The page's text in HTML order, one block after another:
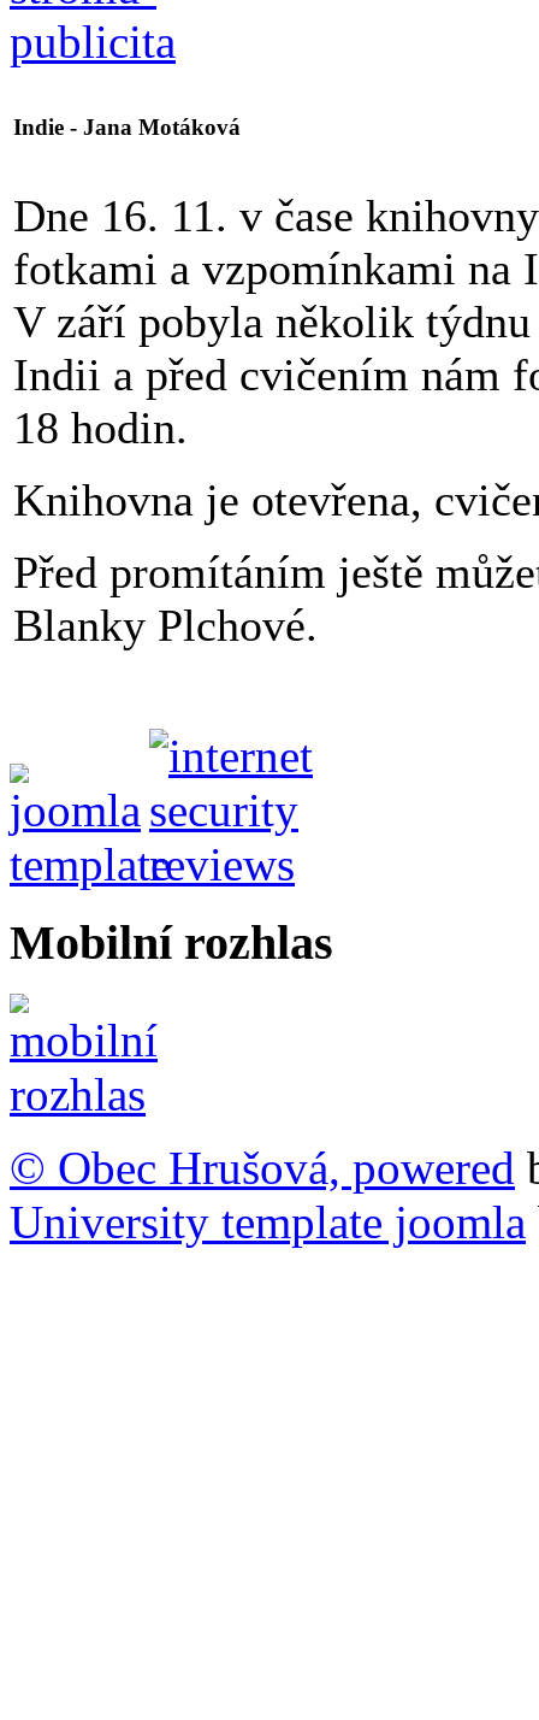
Indie - Jana Motáková
Dne 16. 11. v čase
fotkami a vzpomínkami na
V září pobyla několik týdnu
Indii a před cvičením nám
18 hodin.
Knihovna je otevřena,
Před promítáním ještě
Blanky Plchové.
Mobilní rozhlas
© Obec Hrušová, powered
University template joomla